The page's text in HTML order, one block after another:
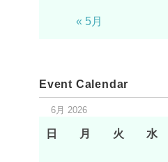
« 5月
Event Calendar
6月 2026
日 月 火 水